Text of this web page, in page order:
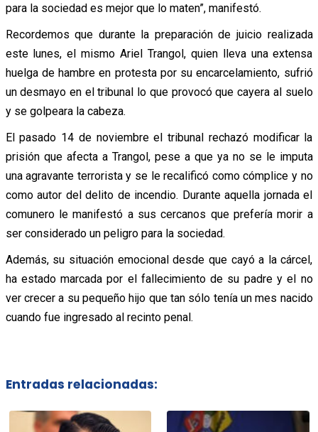
para la sociedad es mejor que lo maten”, manifestó.
Recordemos que durante la preparación de juicio realizada
este lunes, el mismo Ariel Trangol, quien lleva una extensa
huelga de hambre en protesta por su encarcelamiento, sufrió
un desmayo en el tribunal lo que provocó que cayera al suelo
y se golpeara la cabeza.
El pasado 14 de noviembre el tribunal rechazó modificar la
prisión que afecta a Trangol, pese a que ya no se le imputa
una agravante terrorista y se le recalificó como cómplice y no
como autor del delito de incendio. Durante aquella jornada el
comunero le manifestó a sus cercanos que prefería morir a
ser considerado un peligro para la sociedad.
Además, su situación emocional desde que cayó a la cárcel,
ha estado marcada por el fallecimiento de su padre y el no
ver crecer a su pequeño hijo que tan sólo tenía un mes nacido
cuando fue ingresado al recinto penal.
Entradas relacionadas: